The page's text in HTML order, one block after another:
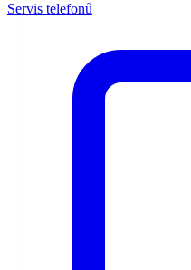
Servis telefonů